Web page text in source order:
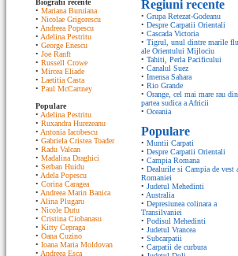
Biografii recente
• Mariana Buruiana
• Nicolae Grigorescu
• Andreea Popescu
• Adelina Pestritu
• George Enescu
• Joe Ranft
• Russell Crowe
• Mircea Eliade
• Laetitia Casta
• Paul McCartney
Populare
• Adelina Pestritu
• Ruxandra Hurezeanu
• Antonia Iacobescu
• Gabriela Cristea Toader
• Radu Valcan
• Madalina Draghici
• Serban Huidu
• Adela Popescu
• Corina Caragea
• Andreea Marin Banica
• Alina Plugaru
• Nicole Dutu
• Cristina Ciobanasu
• Kitty Cepraga
• Oana Cuzino
• Ioana Maria Moldovan
• Andreea Esca
Regiuni recente
• Grupa Retezat-Godeanu
• Despre Carpatii Orientali
• Cascada Victoria
• Tigrul, unul dintre marile
ale Orientului Mijlociu
• Tahiti, Perla Pacificului
• Canalul Suez
• Imensa Sahara
• Rio Grande
• Orange, cel mai mare rau din
partea sudica a Africii
• Oceania
Populare
• Muntii Carpati
• Despre Carpatii Orientali
• Campia Romana
• Dealurile si Campia de vest
Romaniei
• Judetul Mehedinti
• Australia
• Depresiunea colinara a
Transilvaniei
• Podisul Mehedinti
• Judetul Vrancea
• Subcarpatii
• Carpatii de curbura